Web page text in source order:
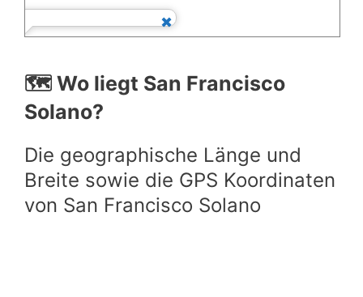
🗺️ Wo liegt San Francisco
Solano?
Die geographische Länge und
Breite sowie die GPS Koordinaten
von San Francisco Solano